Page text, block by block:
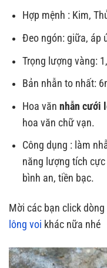
Hợp mệnh : Kim,
Đeo ngón: giữa, áp
Trọng lượng vàng:
Bản nhẫn to nhất:
Hoa văn nhẫn cưới
hoa văn chữ vạn.
Công dụng : làm
năng lượng tích
bình an, tiền bạc.
Mời các bạn click
lông voi khác nữa nhé